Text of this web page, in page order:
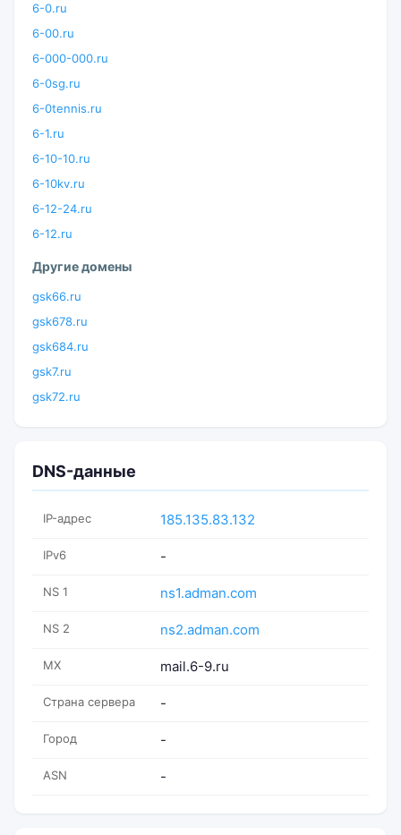
6-0.ru
6-00.ru
6-000-000.ru
6-0sg.ru
6-0tennis.ru
6-1.ru
6-10-10.ru
6-10kv.ru
6-12-24.ru
6-12.ru
Другие домены
gsk66.ru
gsk678.ru
gsk684.ru
gsk7.ru
gsk72.ru
DNS-данные
IP-адрес 185.135.83.132
IPv6 -
NS 1 ns1.adman.com
NS 2 ns2.adman.com
MX mail.6-9.ru
Страна сервера -
Город -
ASN -